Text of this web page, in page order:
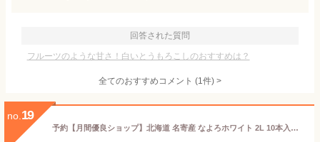
回答された質問
フルーツのような甘さ！白いとうもろこしのおすすめは？
全てのおすすめコメント (1件) >
no. 19
予約【月間優良ショップ】北海道 名寄産 なよろホワイト 2L 10本入り 秀品 スイートコーン とうもろこし とうきび トウモロコシ ギフト ホワイト 北海道産 なよろ お取り寄せ 甘い ホワイト 白 名寄市 ホワイトコーン 白とうもろこし 白いとうもろこし 生で食べられる